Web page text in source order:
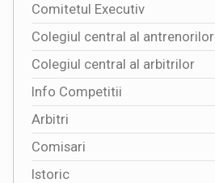
Comitetul Executiv
Colegiul central al antrenorilor
Colegiul central al arbitrilor
Info Competitii
Arbitri
Comisari
Istoric